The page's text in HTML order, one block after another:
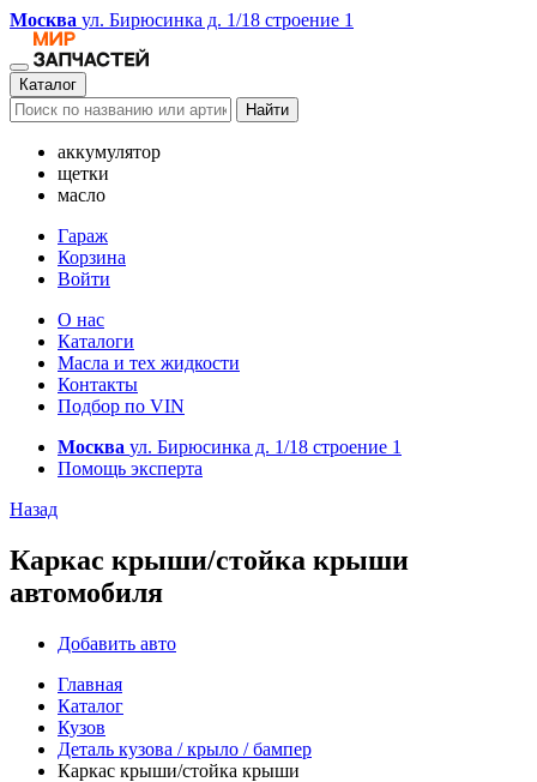
Москва ул. Бирюсинка д. 1/18 строение 1
Каталог
Найти
аккумулятор
щетки
масло
Гараж
Корзина
Войти
О нас
Каталоги
Масла и тех жидкости
Контакты
Подбор по VIN
Москва ул. Бирюсинка д. 1/18 строение 1
Помощь эксперта
Назад
Каркас крыши/стойка крыши
автомобиля
Добавить авто
Главная
Каталог
Кузов
Деталь кузова / крыло / бампер
Каркас крыши/стойка крыши